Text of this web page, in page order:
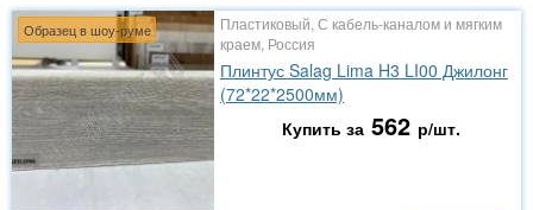
Образец в шоу-руме
Пластиковый, С кабель-каналом и мягким
краем, Россия
Плинтус Salag Lima H3 LI00 Джилонг
(72*22*2500мм)
Купить за 562 р/шт.